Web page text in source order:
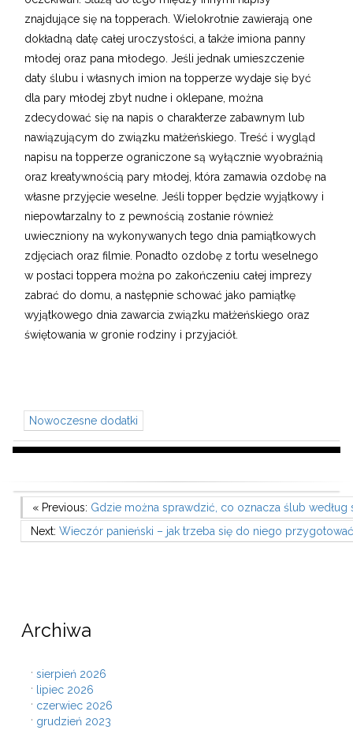
znajdujące się na topperach. Wielokrotnie zawierają one
dokładną datę całej uroczystości, a także imiona panny
młodej oraz pana młodego. Jeśli jednak umieszczenie
daty ślubu i własnych imion na topperze wydaje się być
dla pary młodej zbyt nudne i oklepane, można
zdecydować się na napis o charakterze zabawnym lub
nawiązującym do związku małżeńskiego. Treść i wygląd
napisu na topperze ograniczone są wyłącznie wyobraźnią
oraz kreatywnością pary młodej, która zamawia ozdobę na
własne przyjęcie weselne. Jeśli topper będzie wyjątkowy i
niepowtarzalny to z pewnością zostanie również
uwieczniony na wykonywanych tego dnia pamiątkowych
zdjęciach oraz filmie. Ponadto ozdobę z tortu weselnego
w postaci toppera można po zakończeniu całej imprezy
zabrać do domu, a następnie schować jako pamiątkę
wyjątkowego dnia zawarcia związku małżeńskiego oraz
świętowania w gronie rodziny i przyjaciół.
Nowoczesne dodatki
Nawigacja
wpisu
Previous Post
« Previous: Gdzie można sprawdzić, co oznacza ślub według
Next Post
Next: Wieczór panieński – jak trzeba się do niego
Archiwa
sierpień 2026
lipiec 2026
czerwiec 2026
grudzień 2023